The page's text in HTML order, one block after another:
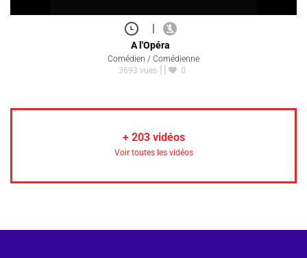
|
A l'Opéra
Comédien / Comédienne
3693 vues
0
+ 203vidéos
Voir toutes les vidéos